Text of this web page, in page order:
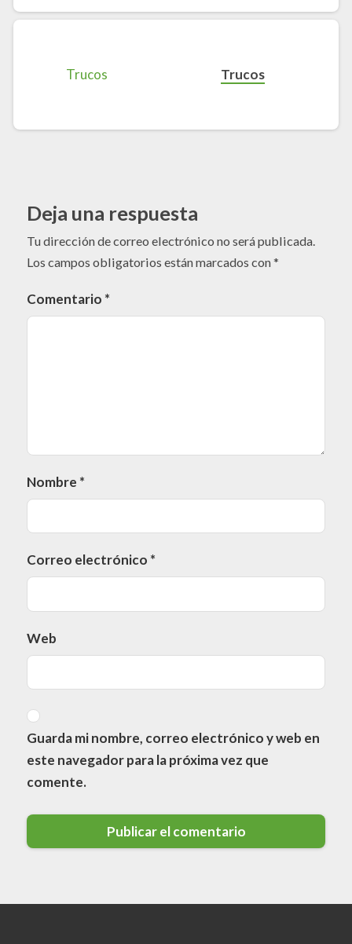
Trucos
Deja una respuesta
Tu dirección de correo electrónico no será publicada.
Los campos obligatorios están marcados con*
Comentario *
Nombre *
Correo electrónico *
Web
Guarda mi nombre, correo electrónico y web en
este navegador para la próxima vez que
comente.